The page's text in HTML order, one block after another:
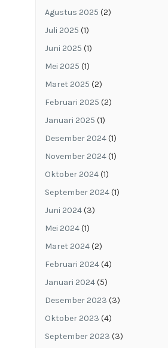
Agustus 2025 (2)
Juli 2025 (1)
Juni 2025 (1)
Mei 2025 (1)
Maret 2025 (2)
Februari 2025 (2)
Januari 2025 (1)
Desember 2024(1)
November 2024(1)
Oktober 2024(1)
September 2024(1)
Juni 2024(3)
Mei 2024(1)
Maret 2024(2)
Februari 2024(4)
Januari 2024(5)
Desember 2023 (3)
Oktober 2023 (4)
September 2023 (3)